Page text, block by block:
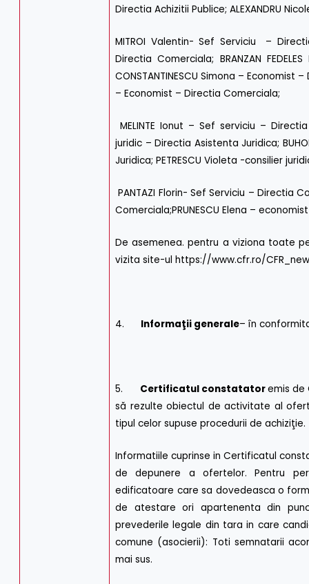
Directia Achizitii Publice; ALEXANDRU
MITROI Valentin- Sef Serviciu –
Directia Comerciala; BRANZAN
CONSTANTINESCU Simona – Economist
– Economist – Directia Comerciala;
MELINTE Ionut – Sef serviciu –
juridic – Directia Asistenta Juridica;
Juridica; PETRESCU Violeta -consilier
PANTAZI Florin- Sef Serviciu – Directia
Comerciala;PRUNESCU Elena –
De asemenea. pentru a viziona toate
vizita site-ulhttps://www.cfr.ro/
4. Informaţii generale– în
5. Certificatul constatatoremis de
să rezulte obiectul de activitate al
tipul celor supuse procedurii de achiziţie.
Informatiile cuprinse in Certificatul
de depunere a ofertelor. Pentru
edificatoare care sa dovedeasca o
de atestare ori apartenenta din
prevederile legale din tara in care
comune (asocierii): Toti semnatarii
mai sus.